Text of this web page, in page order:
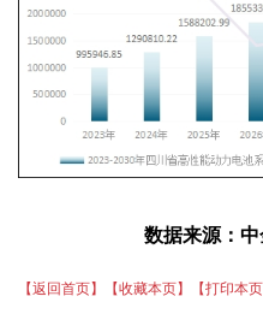
数据来源 ：
【返回首页】 【收藏本页】 【打印本页